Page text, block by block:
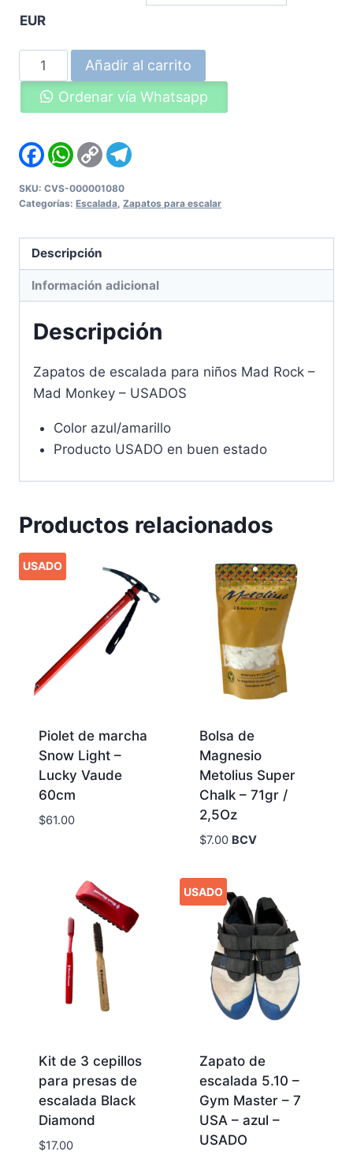
EUR
Zapatos
de
escalada
niños
Mad
Rock
-
Monkey
-
USADOS
Añadir al carrito
Ordenar vía Whatsapp
FacebookWhatsApp
Copy
Link
SKU: CVS-000001080
Categorías: Escalada Zapatos para escalar
Descripción
Información adicional
Descripción
Zapatos de escalada para niños Mad Rock –
Mad Monkey – USADOS
Color azul/amarillo
Producto USADO en buen estado
Productos relacionados
USADO
Piolet de marcha
Snow Light –
Lucky Vaude
60cm
$61.00
Bolsa de
Magnesio
Metolius Super
Chalk – 71gr /
2,5Oz
$7.00 BCV
Kit de 3 cepillos
para presas de
escalada Black
Diamond
$17.00
USADO
Zapato de
escalada 5.10 –
Gym Master – 7
USA – azul –
USADO